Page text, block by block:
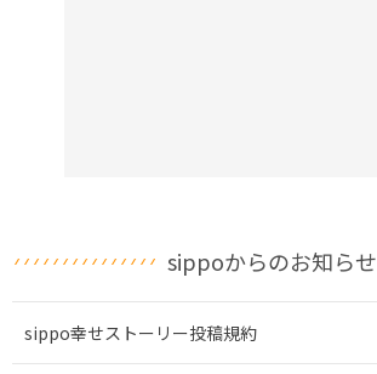
sippoからのお知らせ
sippo幸せストーリー投稿規約